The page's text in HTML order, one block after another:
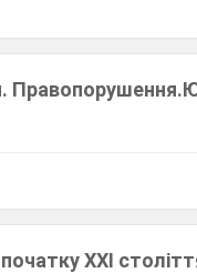
ХХІ